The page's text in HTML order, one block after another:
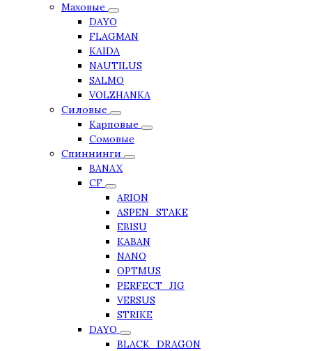
Маховые
DAYO
FLAGMAN
KAIDA
NAUTILUS
SALMO
VOLZHANKA
Силовые
Карповые
Сомовые
Спиннинги
BANAX
CF
ARION
ASPEN_STAKE
EBISU
KABAN
NANO
OPTMUS
PERFECT_JIG
VERSUS
STRIKE
DAYO
BLACK_DRAGON